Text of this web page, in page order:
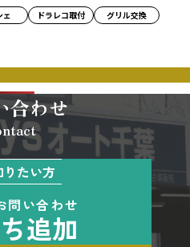
ェ ドラレコ取付
グリル交換
合わせ
たい方
問い合わせ
追加